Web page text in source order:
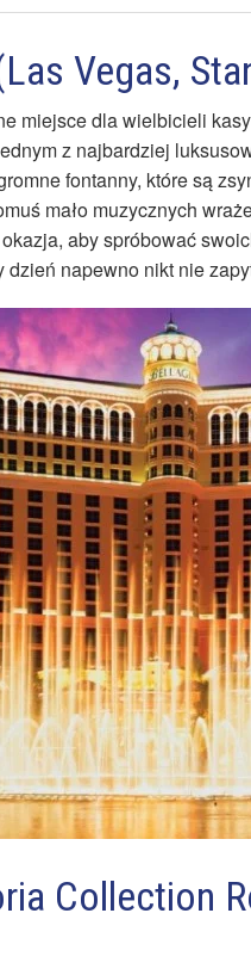
Vegas,
miejsce dla wielbicieli
z najbardziej
fontanny, które są
mało muzycznych
aby spróbować
dzień napewno nikt nie
Collection